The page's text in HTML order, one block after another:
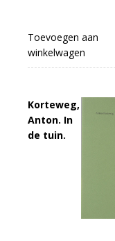
Toevoegen aan
winkelwagen
Korteweg,
Anton. In
de tuin.